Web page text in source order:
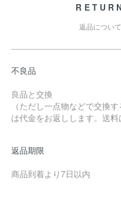
返品について
不良品
良品と交換
（ただし一点物などで交換
は代金をお返しします。送料
返品期限
商品到着より7日以内